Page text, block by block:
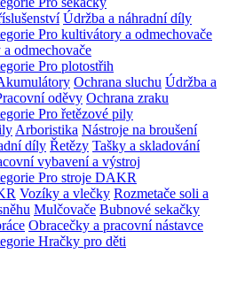
Údržba a náhradní díly
odmechovače
Ochrana sluchu Údržba a
oděvy Ochrana zraku
Arboristika Nástroje na broušení
díly Řetězy Tašky a skladování
vybavení a výstroj
Vozíky a vlečky Rozmetače soli a
Mulčovače Bubnové sekačky
Obracečky a pracovní nástavce